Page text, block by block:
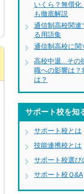
いくら？無償化
も徹底解説
通信制高校関連
る用語集
通信制高校に関
高校中退...その
職への影響は？
は？
サポート校を知
サポート校とは
技能連携校とは
サポート校選び
サポート校Ｑ&A